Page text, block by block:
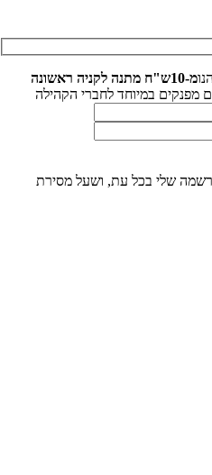
מ-10ש"ח מתנה לקניה ראשונה
מפנקים במיוחד לחברי הקהילה
שלי בכל עת, ושעל מסירת